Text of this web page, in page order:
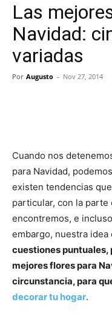
Las
Navidad:
variadas
Por Augusto - Nov 27, 2014
Cuando nos
para Navidad,
existen tendencias
particular, con la
encontremos, e
embargo, nuestra idea
cuestiones puntuales,
mejores flores para
circunstancia, para
decorar tu hogar.